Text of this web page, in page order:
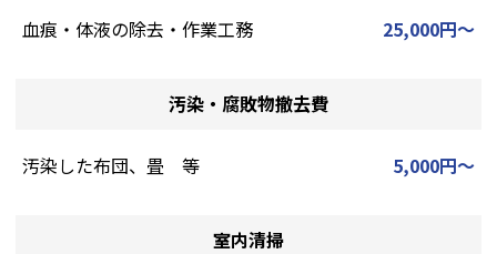
血痕・体液の除去・作業工務 25,000円～
汚染・腐敗物撤去費
汚染した布団、畳 等 5,000円～
室内清掃